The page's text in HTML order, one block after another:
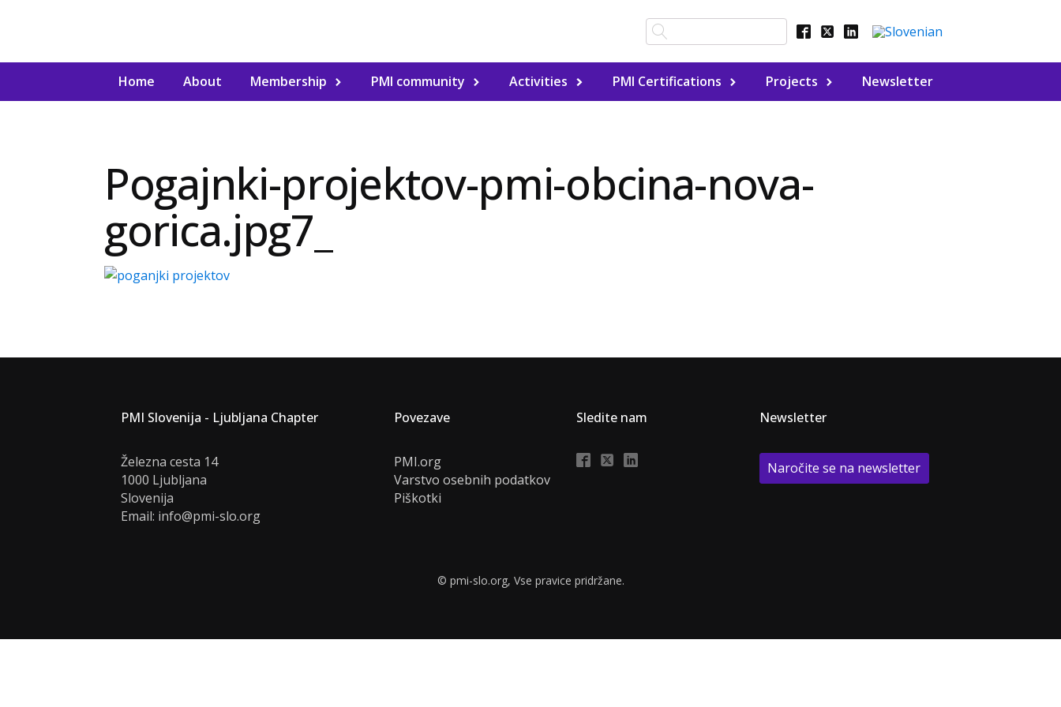
Home About Membership PMI community Activities PMI Certifications Projects Newsletter
Pogajnki-projektov-pmi-obcina-nova-
gorica.jpg7_
PMI Slovenija - Ljubljana Chapter
Železna cesta 14
1000 Ljubljana
Slovenija
Email: info@pmi-slo.org
Povezave
PMI.org
Varstvo osebnih podatkov
Piškotki
Sledite nam Newsletter
Naročite se na newsletter
© pmi-slo.org, Vse pravice pridržane.